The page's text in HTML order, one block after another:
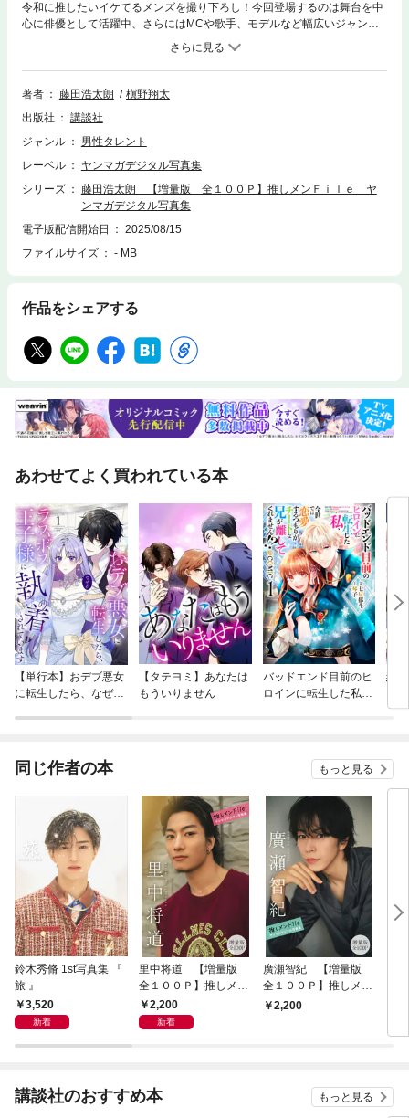
令和に推したいイケてるメンズを撮り下ろし！今回登場するのは舞台を中
心に俳優として活躍中、さらにはMCや歌手、モデルなど幅広いジャンル
で注目を集めている藤田浩太朗くん。ヤンマガWebで公開された2部作に
加えて、新たに写真集オリジナルカット30点を収録した、計100点増量
版！！第1部では、パジャマ姿でナチュラルな笑顔を、セットアップ姿で
はクール＆ワイルドな一面も、とグラビアの世界でも幅広く、いろんな魅
もフューチャーしてみました！ きっと新たな彼の魅力に出会えるはず。
乞うご期待！※本作品はヤンマガWebで公開された同タイトルグラビア
す。※『推しメンFile 藤田浩太朗1』『推しメンFile 藤田浩太朗2』の内容
を収録しております。
著者 藤田浩太朗
槇野翔太
出版社
講談社
ジャンル
男性タレント
レーベル
ヤンマガデジタル写真集
シリーズ
藤田浩太朗 【増量版 全１００Ｐ】推しメンＦｉｌｅ ヤ
ンマガデジタル写真集
電子版配信開始日
2025/08/15
ファイルサイズ
- MB
作品をシェアする
あわせてよく買われている本
【単行本】おデブ悪女
に転生したら、なぜか
【タテヨミ】あなたは
もういりません
バッドエンド目前のヒ
ロインに転生した私、
結
同じ作者の本 もっと見る
鈴木秀脩 1st写真集 『
旅 』
3,520
新着
里中将道 【増量版
全１００Ｐ】推しメン
Ｆｉｌｅ ヤンマガデ
ジタル写真集
2,200
新着
廣瀬智紀 【増量版
全１００Ｐ】推しメン
Ｆｉｌｅ ヤンマガデ
2,200
講談社のおすすめ本 もっと見る